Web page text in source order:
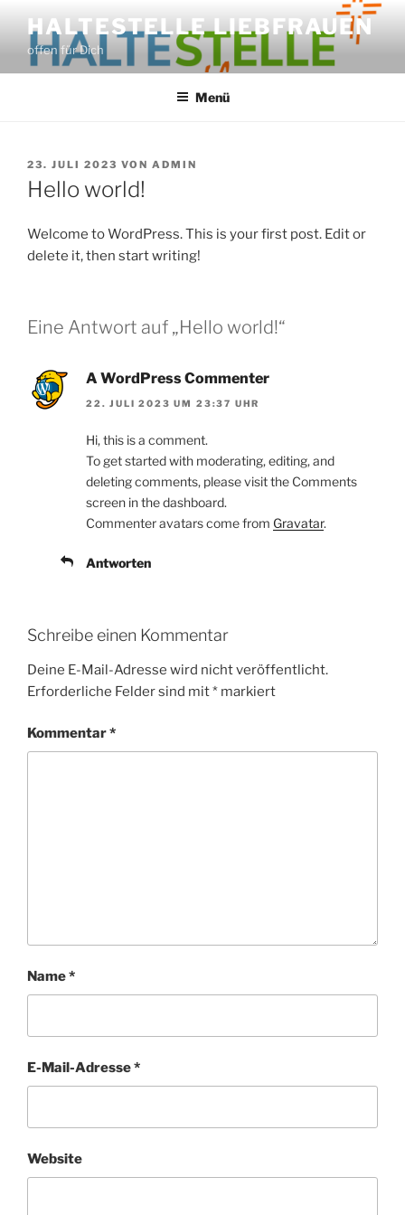
Inhalt
springen
HALTESTELLE LIEBFRAUEN
offen für Dich
Menü
VERÖFFENTLICHT
AM
23. JULI 2023 VON ADMIN
Hello world!
Welcome to WordPress. This is your first post. Edit or
delete it, then start writing!
Eine Antwort auf „Hello world!“
A WordPress Commenter
22. JULI 2023 UM 23:37 UHR
Hi, this is a comment.
To get started with moderating, editing, and
deleting comments, please visit the Comments
screen in the dashboard.
Commenter avatars come from Gravatar.
Antworten
Schreibe einen Kommentar
Deine E-Mail-Adresse wird nicht veröffentlicht.
Erforderliche Felder sind mit* markiert
Kommentar*
Name*
E-Mail-Adresse*
Website